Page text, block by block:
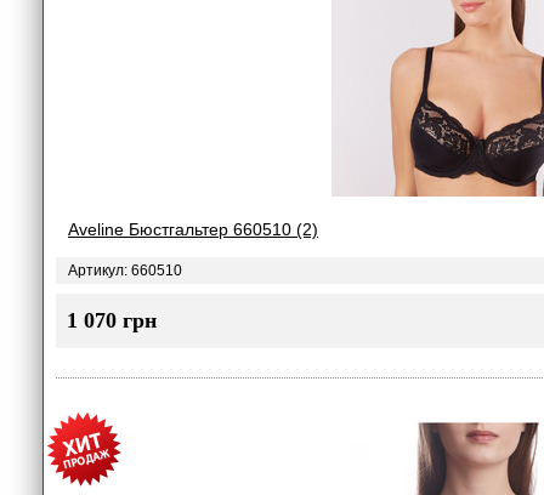
Aveline Бюстгальтер 660510 (2)
Артикул: 660510
1 070 грн